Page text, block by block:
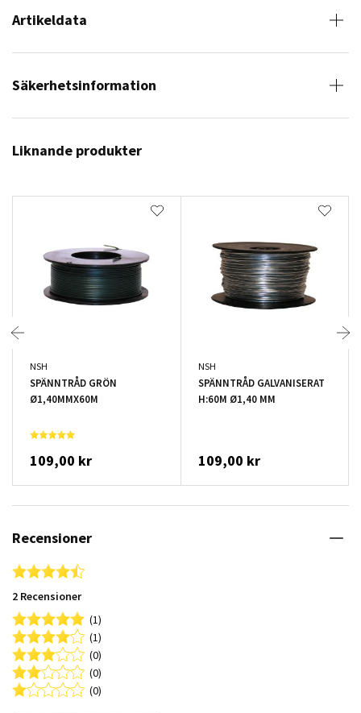
Artikeldata
Säkerhetsinformation
Liknande produkter
NSH
SPÄNNTRÅD GRÖN
Ø1,40MMX60M
109,00 kr
NSH
SPÄNNTRÅD GALVANISERAT
H:60M Ø1,40 MM
109,00 kr
Recensioner
4.5 star rating
2 Recensioner
(1)
(1)
(0)
(0)
(0)